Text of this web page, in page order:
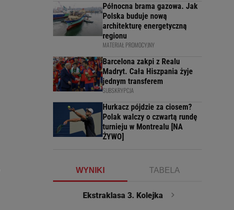
Północna brama gazowa. Jak
Polska buduje nową
architekturę energetyczną
regionu
MATERIAŁ PROMOCYJNY
Barcelona zakpi z Realu
Madryt. Cała Hiszpania żyje
jednym transferem
SUBSKRYPCJA
Hurkacz pójdzie za ciosem?
Polak walczy o czwartą rundę
turnieju w Montrealu [NA
ŻYWO]
WYNIKI TABELA
Ekstraklasa 3. Kolejka